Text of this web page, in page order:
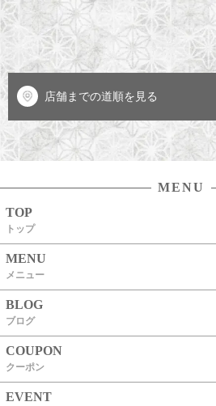
店舗までの道順を見る
MENU
TOP
トップ
MENU
メニュー
BLOG
ブログ
COUPON
クーポン
EVENT